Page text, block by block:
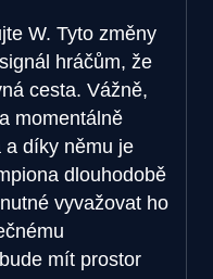
W. Tyto změny
hráčům, že
cesta. Vážně,
momentálně
a díky němu je
dlouhodobě
vyvažovat ho
mít prostor